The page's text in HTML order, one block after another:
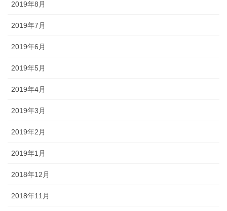
2019年8月
2019年7月
2019年6月
2019年5月
2019年4月
2019年3月
2019年2月
2019年1月
2018年12月
2018年11月